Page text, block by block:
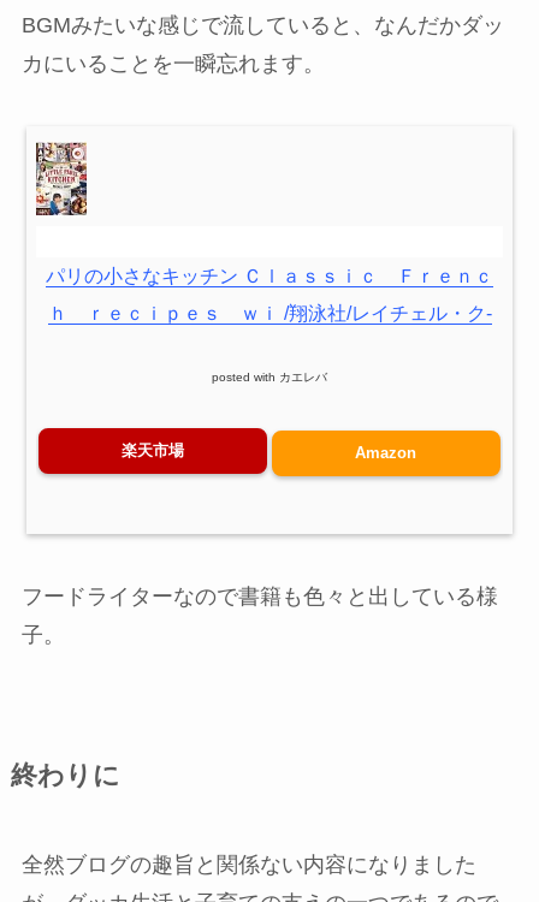
BGMみたいな感じで流していると、なんだかダッ
カにいることを一瞬忘れます。
パリの小さなキッチン Ｃｌａｓｓｉｃ Ｆｒｅｎｃ
ｈ ｒｅｃｉｐｅｓ ｗｉ /翔泳社/レイチェル・ク-
posted with カエレバ
楽天市場 Amazon
フードライターなので書籍も色々と出している様
子。
終わりに
全然ブログの趣旨と関係ない内容になりました